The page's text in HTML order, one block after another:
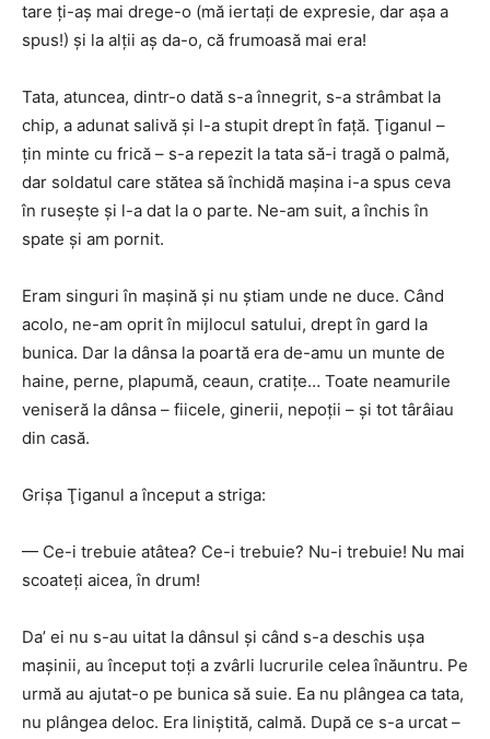
tare ţi-aş mai drege-o (mă iertaţi de expresie, dar aşa a
spus!) şi la alţii aş da-o, că frumoasă mai era!
Tata, atuncea, dintr-o dată s-a înnegrit, s-a strâmbat la
chip, a adunat salivă şi l-a stupit drept în faţă. Ţiganul –
ţin minte cu frică – s-a repezit la tata să-i tragă o palmă,
dar soldatul care stătea să închidă maşina i-a spus ceva
în ruseşte şi l-a dat la o parte. Ne-am suit, a închis în
spate şi am pornit.
Eram singuri în maşină şi nu ştiam unde ne duce. Când
acolo, ne-am oprit în mijlocul satului, drept în gard la
bunica. Dar la dânsa la poartă era de-amu un munte de
haine, perne, plapumă, ceaun, cratiţe… Toate neamurile
veniseră la dânsa – fiicele, ginerii, nepoţii – şi tot târâiau
din casă.
Grişa Ţiganul a început a striga:
— Ce-i trebuie atâtea? Ce-i trebuie? Nu-i trebuie! Nu mai
scoateţi aicea, în drum!
Da’ ei nu s-au uitat la dânsul şi când s-a deschis uşa
maşinii, au început toţi a zvârli lucrurile celea înăuntru. Pe
urmă au ajutat-o pe bunica să suie. Ea nu plângea ca tata,
nu plângea deloc. Era liniştită, calmă. După ce s-a urcat –